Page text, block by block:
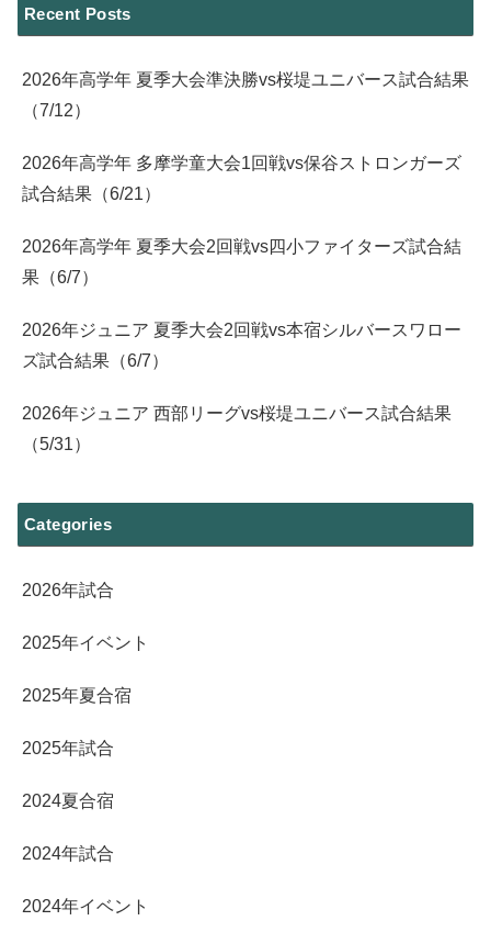
Recent Posts
2026年高学年 夏季大会準決勝vs桜堤ユニバース試合結果
（7/12）
2026年高学年 多摩学童大会1回戦vs保谷ストロンガーズ
試合結果（6/21）
2026年高学年 夏季大会2回戦vs四小ファイターズ試合結
果（6/7）
2026年ジュニア 夏季大会2回戦vs本宿シルバースワロー
ズ試合結果（6/7）
2026年ジュニア 西部リーグvs桜堤ユニバース試合結果
（5/31）
Categories
2026年試合
2025年イベント
2025年夏合宿
2025年試合
2024夏合宿
2024年試合
2024年イベント